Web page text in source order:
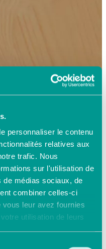
personnaliser le contenu
relatives aux
trafic. Nous
sur l'utilisation de
de médias sociaux, de
combiner celles-ci
leur avez fournies
utilisation de leurs